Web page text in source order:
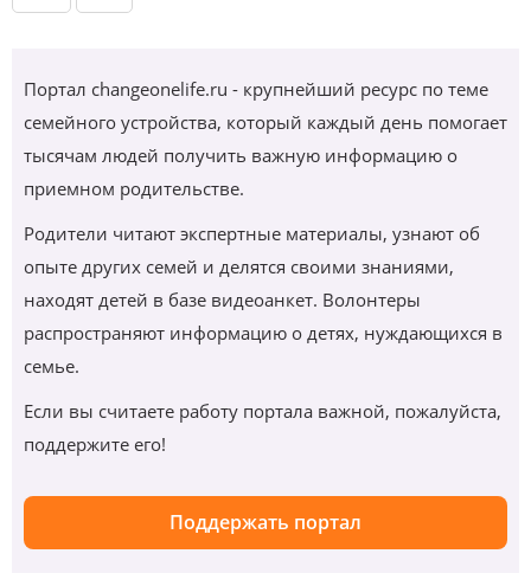
Портал changeonelife.ru - крупнейший ресурс по теме
семейного устройства, который каждый день помогает
тысячам людей получить важную информацию о
приемном родительстве.
Родители читают экспертные материалы, узнают об
опыте других семей и делятся своими знаниями,
находят детей в базе видеоанкет. Волонтеры
распространяют информацию о детях, нуждающихся в
семье.
Если вы считаете работу портала важной, пожалуйста,
поддержите его!
Поддержать портал